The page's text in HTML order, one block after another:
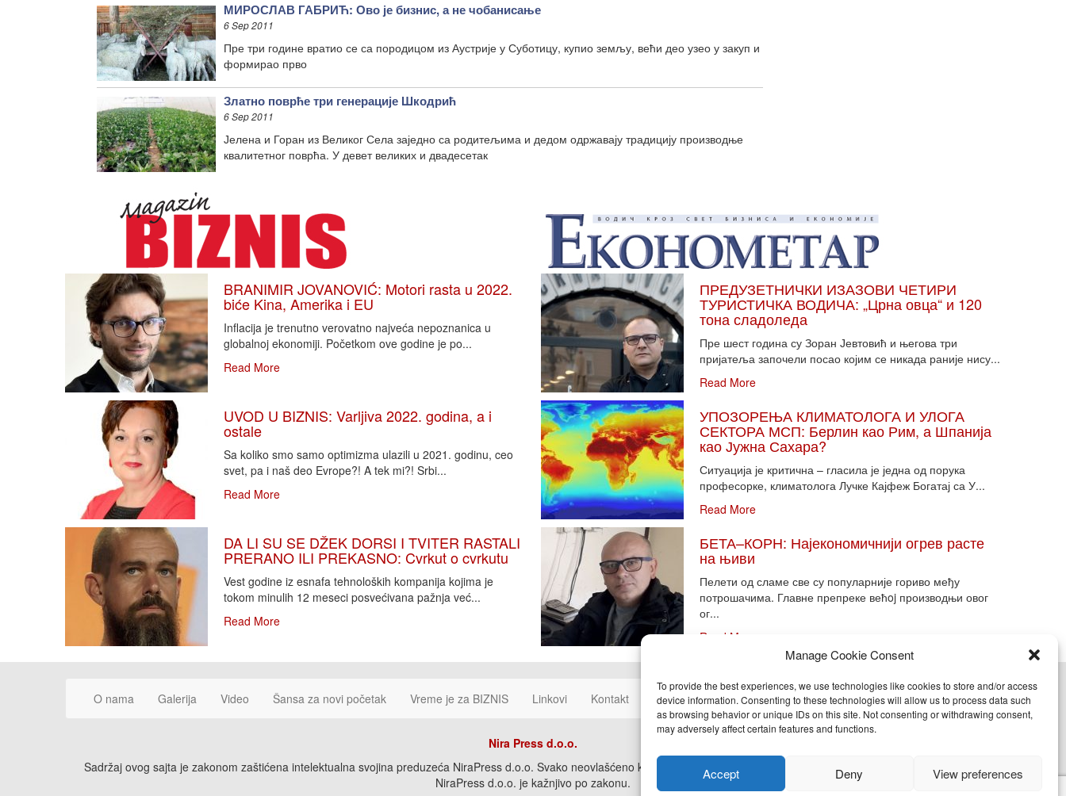
Manage Cookie Consent
To provide the best experiences, we use technologies like cookies to store and/or access
device information. Consenting to these technologies will allow us to process data such
as browsing behavior or unique IDs on this site. Not consenting or withdrawing consent,
may adversely affect certain features and functions.
Accept Deny View preferences
МИРОСЛАВ ГАБРИЋ: Ово је бизнис, а не чобанисање
6 Sep 2011
Пре три године вратио се са породицом из Аустрије у Суботицу, купио земљу, већи део узео у закуп и
формирао прво
Златно поврће три генерације Шкодрић
6 Sep 2011
Јелена и Горан из Великог Села заједно са родитељима и дедом одржавају традицију производње
квалитетног поврћа. У девет великих и двадесетак
BRANIMIR JOVANOVIĆ: Motori rasta u 2022.
biće Kina, Amerika i EU
Inflacija je trenutno verovatno najveća nepoznanica u
globalnoj ekonomiji. Početkom ove godine je po...
Read More
UVOD U BIZNIS: Varljiva 2022. godina, a i
ostale
Sa koliko smo samo optimizma ulazili u 2021. godinu, ceo
svet, pa i naš deo Evrope?! A tek mi?! Srbi...
Read More
DA LI SU SE DŽEK DORSI I TVITER RASTALI
PRERANO ILI PREKASNO: Cvrkut o cvrkutu
Vest godine iz esnafa tehnoloških kompanija kojima je
tokom minulih 12 meseci posvećivana pažnja već...
Read More
ПРЕДУЗЕТНИЧКИ ИЗАЗОВИ ЧЕТИРИ
ТУРИСТИЧКА ВОДИЧА: „Црна овца“ и 120
тона сладоледа
Пре шест година су Зоран Јевтовић и његова три
пријатеља започели посао којим се никада раније нису...
Read More
УПОЗОРЕЊА КЛИМАТОЛОГА И УЛОГА
СЕКТОРА МСП: Берлин као Рим, а Шпанија
као Јужна Сахара?
Ситуација је критична – гласила је једна од порука
професорке, климатолога Лучке Кајфеж Богатај са У...
Read More
БЕТА–КОРН: Најекономичнији огрев расте
на њиви
Пелети од сламе све су популарније гориво међу
потрошачима. Главне препреке већoj производњи овог
ог...
Read More
O nama Galerija Video Šansa za novi početak Vreme je za BIZNIS Linkovi Kontakt Cookie Policy (EU)
Nira Press d.o.o.
Sadržaj ovog sajta je zakonom zaštićena intelektualna svojina preduzeća NiraPress d.o.o. Svako neovlašćeno korišćenje, kopiranje, objavljivanje celine ili delova bilo kog proizvoda
NiraPress d.o.o. je kažnjivo po zakonu.